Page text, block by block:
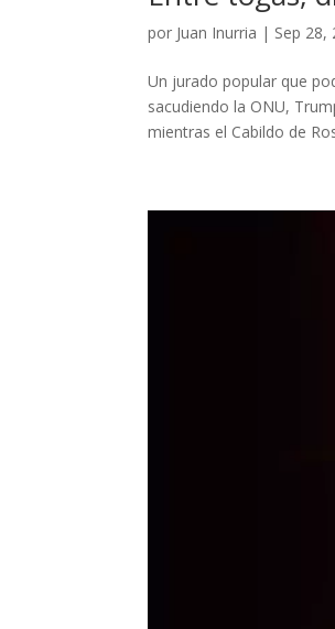
por Juan Inurria | Sep 28,
Un jurado popular que
sacudiendo la ONU,
mientras el Cabildo de